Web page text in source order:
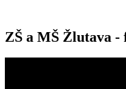
ZŠ a MŠ Žlutava -